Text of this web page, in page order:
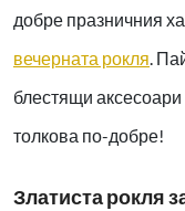
добре празничния
вечерната рокля.
блестящи аксесоари
толкова по-добре!
Златиста рокля